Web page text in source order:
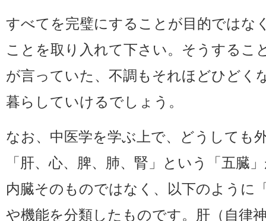
すべてを完璧にすることが目的ではな
ことを取り入れて下さい。そうするこ
が言っていた、不調もそれほどひどく
暮らしていけるでしょう。
なお、中医学を学ぶ上で、どうしても
「肝、心、脾、肺、腎」という「五臓
内臓そのものではなく、以下のように
や機能を分類したものです。肝（自律